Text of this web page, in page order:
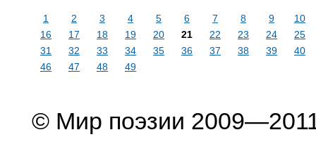
1 2 3 4 5 6 7 8 9
10
16
17 18 19 20 21 22 23 24
25
31
32 33 34 35 36 37 38 39
40
46
47 48 49
© Мир поэзии